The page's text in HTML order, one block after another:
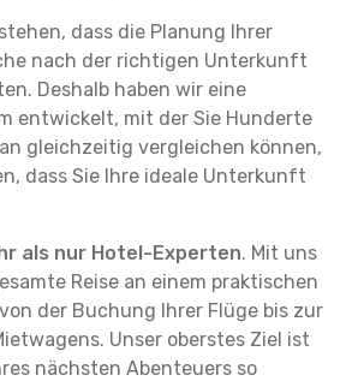
dass die Planung Ihrer
nach der richtigen Unterkunft
Deshalb haben wir eine
entwickelt, mit der Sie Hunderte
gleichzeitig vergleichen können,
dass Sie Ihre ideale Unterkunft
als nur Hotel-Experten. Mit uns
Reise an einem praktischen
der Buchung Ihrer Flüge bis zur
Unser oberstes Ziel ist
nächsten Abenteuers so